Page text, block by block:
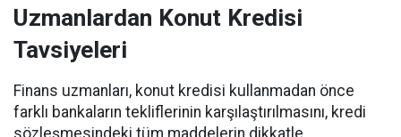
Uzmanlardan Konut Kredisi
Tavsiyeleri
Finans uzmanları, konut kredisi kullanmadan önce
farklı bankaların tekliflerinin karşılaştırılmasını, kredi